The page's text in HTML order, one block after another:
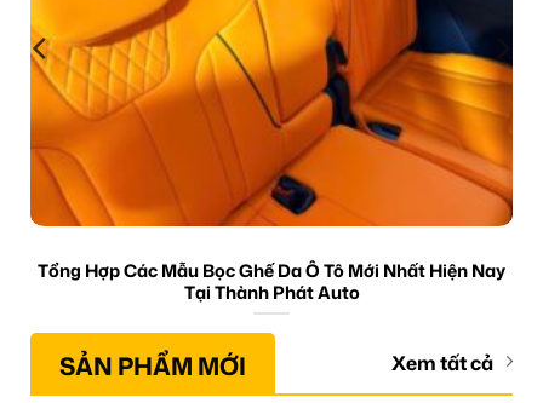
Tổng Hợp Các Mẫu Bọc Ghế Da Ô Tô Mới Nhất Hiện Nay
Tại Thành Phát Auto
SẢN PHẨM MỚI Xem tất cả